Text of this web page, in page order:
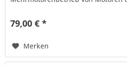
79,00 € *
Merken